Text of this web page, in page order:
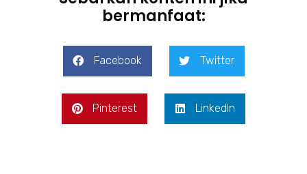
bermanfaat:
Facebook Twitter
Pinterest LinkedIn